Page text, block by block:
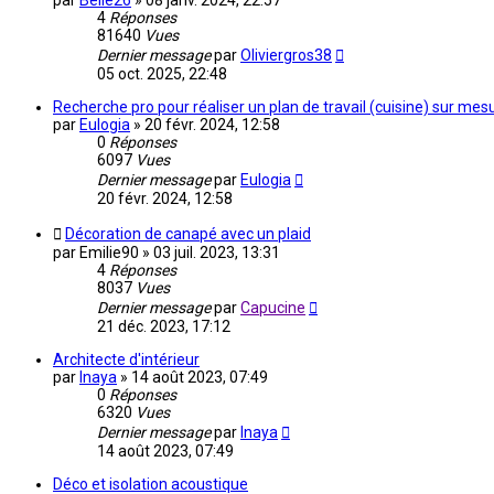
4 Réponses
81640 Vues
Dernier messageparOliviergros38
05 oct. 2025, 22:48
Recherche pro pour réaliser un plan de travail (cuisine) sur
par Eulogia » 20 févr. 2024, 12:58
0 Réponses
6097 Vues
Dernier messagepar Eulogia
20 févr. 2024, 12:58
Décoration de canapé avec un plaid
par Emilie90 » 03 juil. 2023, 13:31
4 Réponses
8037 Vues
Dernier messageparCapucine
21 déc. 2023, 17:12
Architecte d'intérieur
par Inaya » 14 août 2023, 07:49
0 Réponses
6320 Vues
Dernier messagepar Inaya
14 août 2023, 07:49
Déco et isolation acoustique